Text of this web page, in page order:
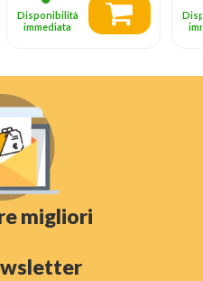
Disponibilità
immediata
migliori